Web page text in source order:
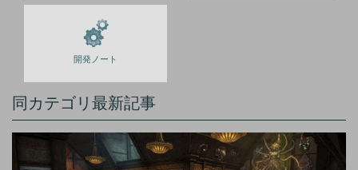
開発ノート
同カテゴリ最新記事